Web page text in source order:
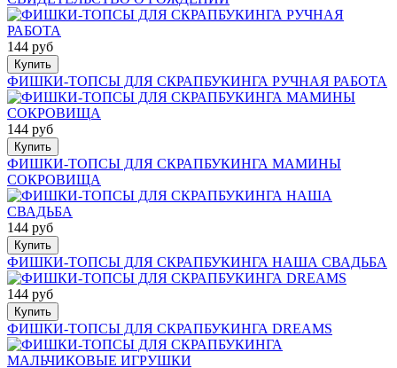
144 руб
Купить
ФИШКИ-ТОПСЫ ДЛЯ СКРАПБУКИНГА РУЧНАЯ РАБОТА
144 руб
Купить
ФИШКИ-ТОПСЫ ДЛЯ СКРАПБУКИНГА МАМИНЫ
СОКРОВИЩА
144 руб
Купить
ФИШКИ-ТОПСЫ ДЛЯ СКРАПБУКИНГА НАША СВАДЬБА
144 руб
Купить
ФИШКИ-ТОПСЫ ДЛЯ СКРАПБУКИНГА DREAMS